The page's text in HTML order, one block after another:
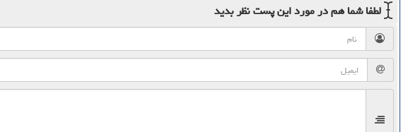
لطفا شما همدر مورد این پستنظر بدید